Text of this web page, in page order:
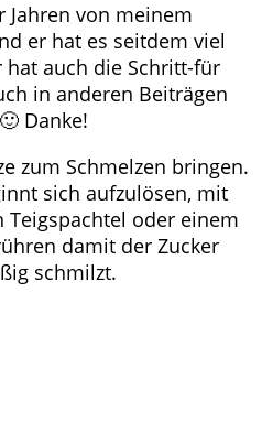
Jahren von meinem
er hat es seitdem viel
hat auch die Schritt-für
in anderen Beiträgen
Danke!
zum Schmelzen bringen.
sich aufzulösen, mit
Teigspachtel oder einem
damit der Zucker
schmilzt.